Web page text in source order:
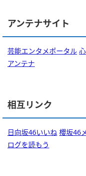
アンテナサイト
芸能エンタメポータル
アンテナ
相互リンク
日向坂46いいね 櫻坂46
ログを読もう